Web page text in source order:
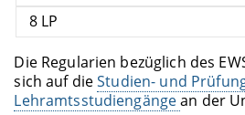
8 LP
Die Regularien bezüglich des
sich auf dieStudien- und
Lehramtsstudiengängean der